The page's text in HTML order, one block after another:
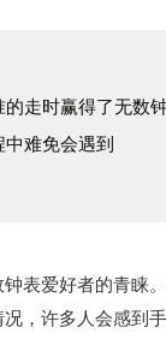
走时赢得了无数
难免会遇到
爱好者的青睐
，许多人会感到